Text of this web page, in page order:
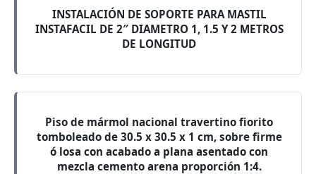
INSTALACIÓN DE SOPORTE PARA MASTIL
INSTAFACIL DE 2″ DIAMETRO 1, 1.5 Y 2 METROS
DE LONGITUD
Piso de mármol nacional travertino fiorito
tomboleado de 30.5 x 30.5 x 1 cm, sobre firme
ó losa con acabado a plana asentado con
mezcla cemento arena proporción 1:4.